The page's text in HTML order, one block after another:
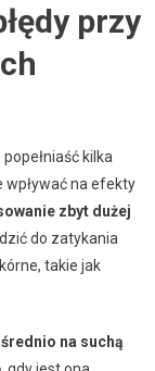
przy
kilka
wpływać na efekty
zbyt dużej
do zatykania
takie jak
na suchą